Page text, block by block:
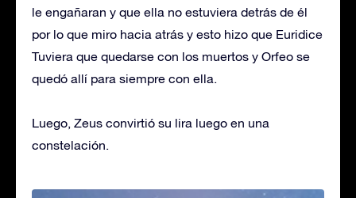
le engañaran y que ella no estuviera detrás de él
por lo que miro hacia atrás y esto hizo que Euridice
Tuviera que quedarse con los muertos y Orfeo se
quedó allí para siempre con ella.
Luego, Zeus convirtió su lira luego en una
constelación.